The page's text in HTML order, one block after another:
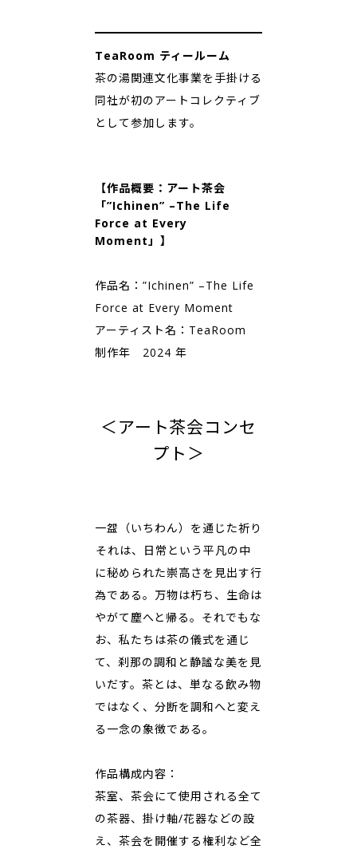
TeaRoom ティールーム
茶の湯関連文化事業を手掛ける
同社が初のアートコレクティブ
として参加します。
【作品概要：アート茶会
「”Ichinen” –The Life
Force at Every
Moment」】
作品名：”Ichinen” –The Life
Force at Every Moment
アーティスト名：TeaRoom
制作年 2024 年
＜アート茶会コンセ
プト＞
一盌（いちわん）を通じた祈り
――それは、日常という平凡の中
に秘められた崇高さを見出す行
為である。万物は朽ち、生命は
やがて塵へと帰る。それでもな
お、私たちは茶の儀式を通じ
て、刹那の調和と静謐な美を見
いだす。茶とは、単なる飲み物
ではなく、分断を調和へと変え
る一念の象徴である。
作品構成内容：
茶室、茶会にて使用される全て
の茶器、掛け軸/花器などの設
え、茶会を開催する権利など全